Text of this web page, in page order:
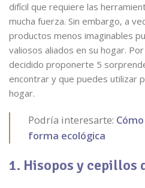
difícil que requiere las
mucha fuerza. Sin embargo, a
productos menos imaginables
valiosos aliados en su hogar.
decidido proponerte 5
encontrar y que puedes utilizar
hogar.
Podría interesarte:
forma ecológica
1. Hisopos y cepillos